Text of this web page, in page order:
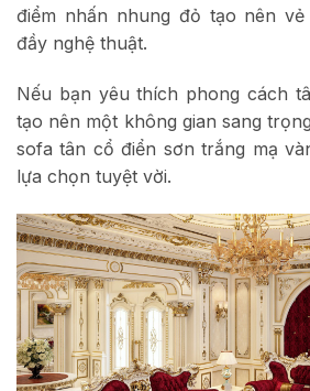
điểm nhấn nhung đỏ tạo nên
đầy nghệ thuật.
Nếu bạn yêu thích phong cách
tạo nên một không gian sang
sofa tân cổ điển sơn trắng mạ
lựa chọn tuyệt vời.